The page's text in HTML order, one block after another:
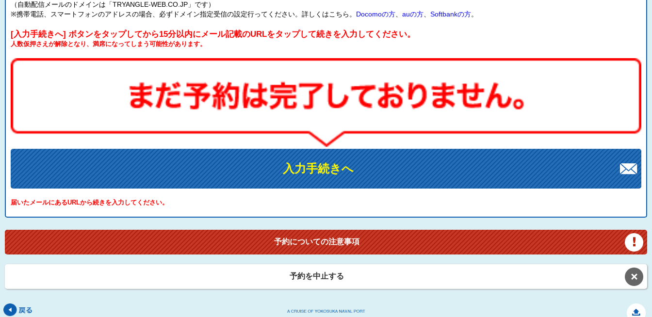
（自動配信メールのドメインは「TRYANGLE-WEB.CO.JP」です）
※携帯電話、スマートフォンのアドレスの場合、必ずドメイン指定受信の設定行ってください。詳しくはこちら。 Docomoの方、 auの方、 Softbankの方。
[入力手続きへ] ボタンをタップしてから15分以内にメール記載のURLをタップして続きを入力してください。
人数仮押さえが解除となり、満席になってしまう可能性があります。
入力手続きへ
届いたメールにあるURLから続きを入力してください。
予約についての注意事項
予約を中止する